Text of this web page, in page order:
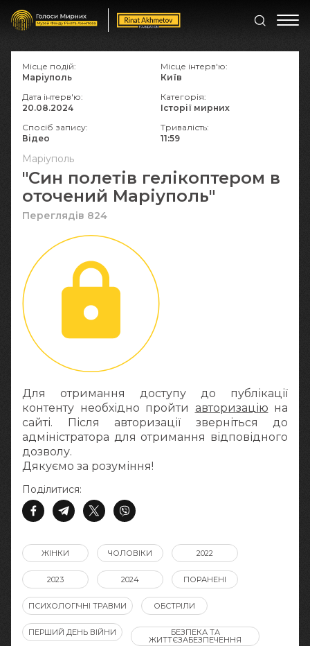
Маріуполь
"Син полетів гелікоптером в
оточений Маріуполь"
Переглядів 824
Для отримання доступу до публікації
контенту необхідно пройти авторизацію на
сайті. Після авторизації зверніться до
адміністратора для отримання відповідного
дозволу.
Дякуємо за розуміння!
Поділитися:
Місце подій:
Маріуполь
Місце інтерв'ю:
Київ
Дата інтерв'ю:
20.08.2024
Категорія:
Історії мирних
Спосіб запису:
Відео
Тривалість:
11:59
ЖІНКИ ЧОЛОВІКИ 2022
2023 2024 ПОРАНЕНІ
ПСИХОЛОГІЧНІ ТРАВМИ ОБСТРІЛИ
ПЕРШИЙ ДЕНЬ ВІЙНИ БЕЗПЕКА ТА
ЖИТТЄЗАБЕЗПЕЧЕННЯ